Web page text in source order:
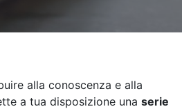
alla conoscenza e alla
a tua disposizione una serie